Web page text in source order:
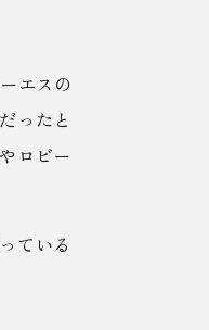
エスの
ったと
ロビー
ている